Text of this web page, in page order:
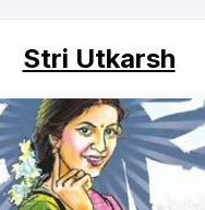
Stri Utkarsh